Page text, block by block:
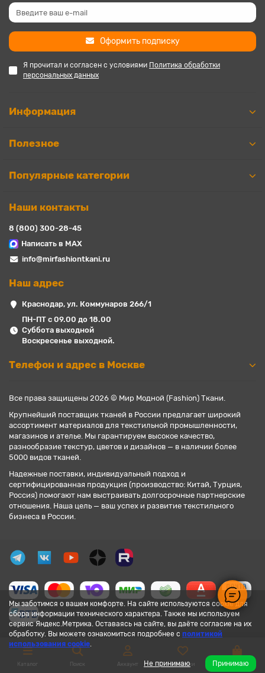
Мы заботимся о вашем комфорте. На сайте используются cookie для
сбора информации технического характера. Также мы используем
сервис Яндекс.Метрика. Оставаясь на сайте, вы даёте согласие на их
обработку. Вы можете ознакомиться подробнее с политикой
использования cookie.
Не принимаю Принимаю
Оформить подписку
Я прочитал и согласен с условиями Политика обработки
персональных данных
Информация
Полезное
Популярные категории
Наши контакты
8 (800) 300-28-45
Написать в MAX
info@mirfashiontkani.ru
Наш адрес
Краснодар, ул. Коммунаров 266/1
ПН-ПТ с 09.00 до 18.00
Суббота выходной
Воскресенье выходной.
Телефон и адрес в Москве
Все права защищены 2026 © Мир Модной (Fashion) Ткани.
Крупнейший поставщик тканей в России предлагает широкий
ассортимент материалов для текстильной промышленности,
магазинов и ателье. Мы гарантируем высокое качество,
разнообразие текстур, цветов и дизайнов — в наличии более
5000 видов тканей.
Надежные поставки, индивидуальный подход и
сертифицированная продукция (производство: Китай, Турция,
Россия) помогают нам выстраивать долгосрочные партнерские
отношения. Наша цель — ваш успех и развитие текстильного
бизнеса в России.
Каталог Поиск Аккаунт Закладки Корзина